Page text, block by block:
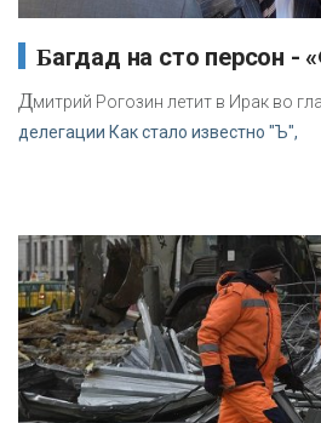
Багдад на сто персон -
Дмитрий Рогозин летит в Ирак во
делегации Как стало известно "Ъ",